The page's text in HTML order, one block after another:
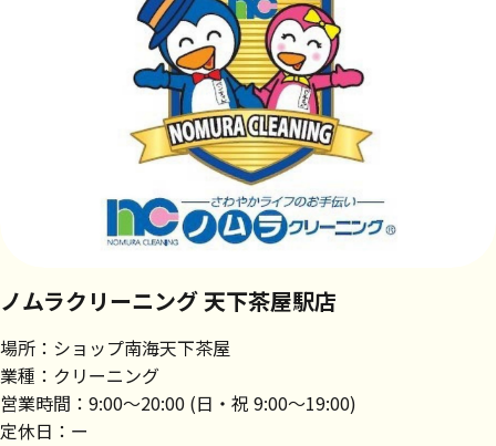
ノムラクリーニング 天下茶屋駅店
場所：ショップ南海天下茶屋
業種：クリーニング
営業時間：9:00～20:00 (日・祝 9:00～19:00)
定休日：ー